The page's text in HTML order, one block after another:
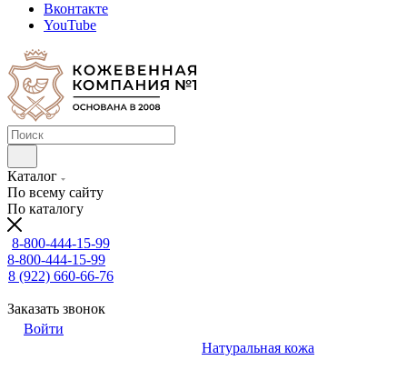
Вконтакте
YouTube
Каталог
По всему сайту
По каталогу
8-800-444-15-99
8-800-444-15-99
8 (922) 660-66-76
Заказать звонок
Войти
Натуральная кожа